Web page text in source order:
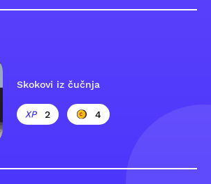
Skokovi iz čučnja
2 4